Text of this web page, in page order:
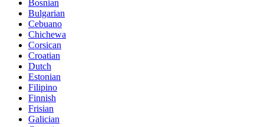
Bosnian
Bulgarian
Cebuano
Chichewa
Corsican
Croatian
Dutch
Estonian
Filipino
Finnish
Frisian
Galician